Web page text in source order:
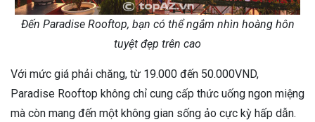
Đến Paradise Rooftop, bạn có thể ngắm nhìn hoàng hôn
tuyệt đẹp trên cao
Với mức giá phải chăng, từ 19.000 đến 50.000VND,
Paradise Rooftop không chỉ cung cấp thức uống ngon miệng
mà còn mang đến một không gian sống ảo cực kỳ hấp dẫn.